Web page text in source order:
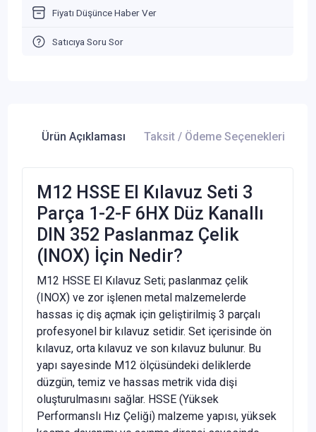
Fiyatı Düşünce Haber Ver
Satıcıya Soru Sor
Ürün Açıklaması Taksit / Ödeme Seçenekleri
M12 HSSE El Kılavuz Seti 3
Parça 1-2-F 6HX Düz Kanallı
DIN 352 Paslanmaz Çelik
(INOX) İçin Nedir?
M12 HSSE El Kılavuz Seti; paslanmaz çelik
(INOX) ve zor işlenen metal malzemelerde
hassas iç diş açmak için geliştirilmiş 3 parçalı
profesyonel bir kılavuz setidir. Set içerisinde ön
kılavuz, orta kılavuz ve son kılavuz bulunur. Bu
yapı sayesinde M12 ölçüsündeki deliklerde
düzgün, temiz ve hassas metrik vida dişi
oluşturulmasını sağlar. HSSE (Yüksek
Performanslı Hız Çeliği) malzeme yapısı, yüksek